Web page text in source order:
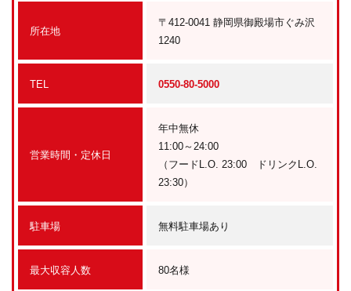
所在地
〒412-0041 静岡県御殿場市ぐみ沢
1240
TEL 0550-80-5000
営業時間・定休日
年中無休
11:00～24:00
（フードL.O. 23:00 ドリンクL.O.
23:30）
駐車場 無料駐車場あり
最大収容人数 80名様